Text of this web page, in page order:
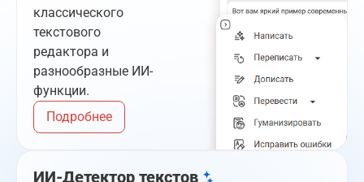
классического
текстового
редактора и
разнообразные ИИ-
функции.
Подробнее
ИИ-Детектор текстов